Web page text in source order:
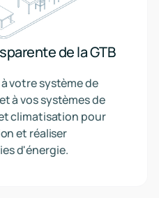
de la GTB
votre système de
à vos systèmes de
climatisation pour
et réaliser
d'énergie.